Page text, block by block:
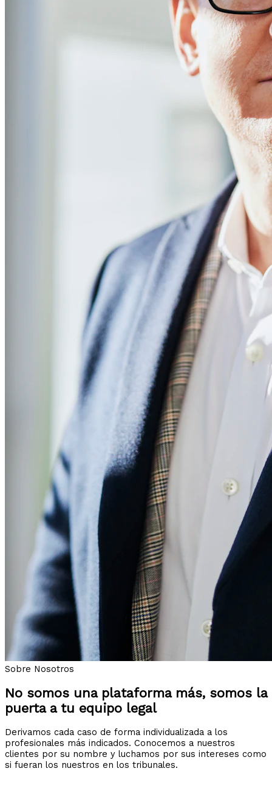
Sobre Nosotros
No somos una plataforma más, somos la
puerta a tu equipo legal
Derivamos cada caso de forma individualizada a los
profesionales más indicados. Conocemos a nuestros
clientes por su nombre y luchamos por sus intereses como
si fueran los nuestros en los tribunales.